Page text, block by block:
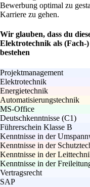
Bewerbung optimal zu
Karriere zu gehen.
Wir glauben, dass du
Elektrotechnik als
bestehen
Projektmanagement
Elektrotechnik
Energietechnik
Automatisierungstechnik
MS-Office
Deutschkenntnisse (C1)
Führerschein Klasse B
Kenntnisse in der
Kenntnisse in der
Kenntnisse in der
Kenntnisse in der
Vertragsrecht
SAP